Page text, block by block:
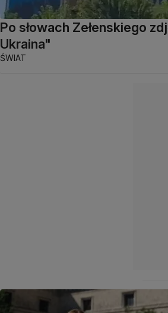
Po słowach Zełenskiego
Ukraina"
ŚWIAT